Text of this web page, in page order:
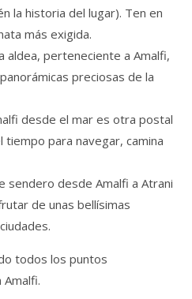
la historia del lugar). Ten en
más exigida.
aldea, perteneciente a Amalfi,
preciosas de la
desde el mar es otra postal
tiempo para navegar, camina
sendero desde Amalfi a Atrani
de unas bellísimas
todos los puntos